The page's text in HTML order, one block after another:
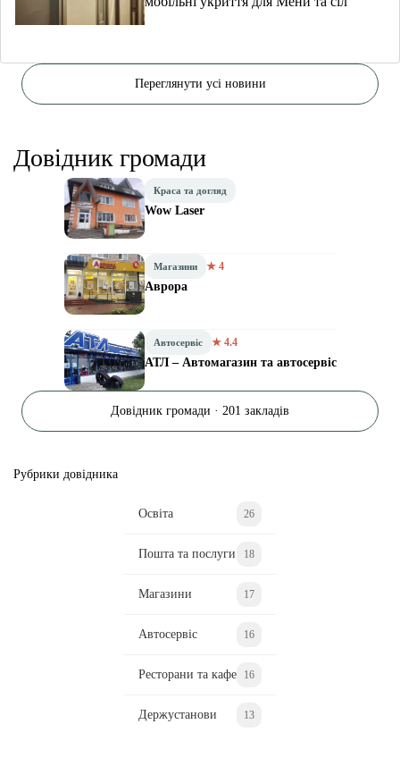
Переглянути усі новини
Довідник громади
Краса та догляд
Wow Laser
Магазини ★ 4
Аврора
Автосервіс ★ 4.4
АТЛ – Автомагазин та автосервіс
Довідник громади · 201 закладів
Рубрики довідника
Освіта 26
Пошта та послуги 18
Магазини 17
Автосервіс 16
Ресторани та кафе 16
Держустанови 13